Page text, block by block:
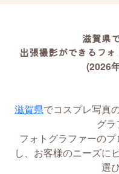
滋賀県
出張撮影ができるフ
(2026
滋賀県でコスプレ写真
グラ
フォトグラファーの
し、お客様のニーズに
選